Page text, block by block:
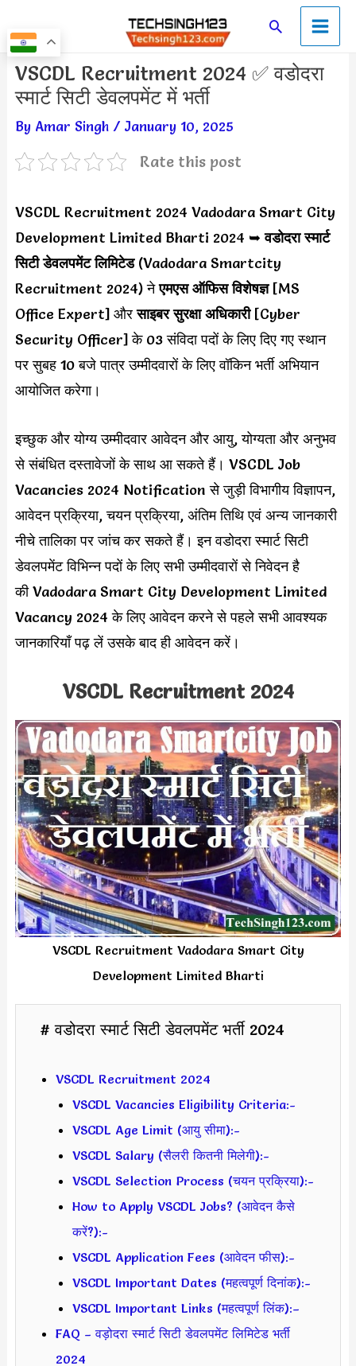
to
content
SearchMain
Menu
VSCDL Recruitment 2024 ✅ वडोदरा
स्मार्ट सिटी डेवलपमेंट में भर्ती
By Amar Singh / January 10, 2025
Rate this post
VSCDL Recruitment 2024 Vadodara Smart City
Development Limited Bharti 2024 ➥वडोदरा स्मार्ट
सिटी डेवलपमेंट लिमिटेड (Vadodara Smartcity
Recruitment 2024) नेएमएस ऑफिस विशेषज्ञ[MS
Office Expert] औरसाइबर सुरक्षा अधिकारी[Cyber
Security Officer] के 03 संविदा पदों के लिए दिए गए स्थान
पर सुबह 10 बजे पात्र उम्मीदवारों के लिए वॉकिन भर्ती अभियान
आयोजित करेगा।
इच्छुक और योग्य उम्मीदवार आवेदन और आयु, योग्यता और अनुभव
से संबंधित दस्तावेजों के साथ आ सकते हैं। VSCDL Job
Vacancies 2024 Notification से जुड़ी विभागीय विज्ञापन,
आवेदन प्रक्रिया, चयन प्रक्रिया, अंतिम तिथि एवं अन्य जानकारी
नीचे तालिका पर जांच कर सकते हैं। इन वडोदरा स्मार्ट सिटी
डेवलपमेंट विभिन्न पदों के लिए सभी उम्मीदवारों से निवेदन है
की Vadodara Smart City Development Limited
Vacancy 2024 के लिए आवेदन करने से पहले सभी आवश्यक
जानकारियाँ पढ़ लें उसके बाद ही आवेदन करें।
VSCDL Recruitment 2024
VSCDL Recruitment Vadodara Smart City
Development Limited Bharti
# वडोदरा स्मार्ट सिटी डेवलपमेंट भर्ती 2024
VSCDL Recruitment 2024
VSCDL Vacancies Eligibility Criteria:-
VSCDL Age Limit (आयु सीमा):-
VSCDL Salary (सैलरी कितनी मिलेगी):-
VSCDL Selection Process (चयन प्रक्रिया):-
How to Apply VSCDL Jobs? (आवेदन कैसे
करें?):-
VSCDL Application Fees (आवेदन फीस):-
VSCDL Important Dates (महत्वपूर्ण दिनांक):-
VSCDL Important Links (महत्वपूर्ण लिंक):–
FAQ – वड़ोदरा स्मार्ट सिटी डेवलपमेंट लिमिटेड भर्ती
2024
Post
navigation